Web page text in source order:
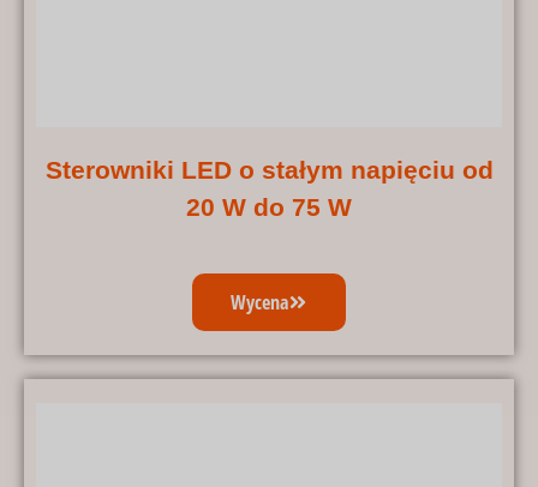
Sterowniki LED o stałym napięciu od
20 W do 75 W
Wycena